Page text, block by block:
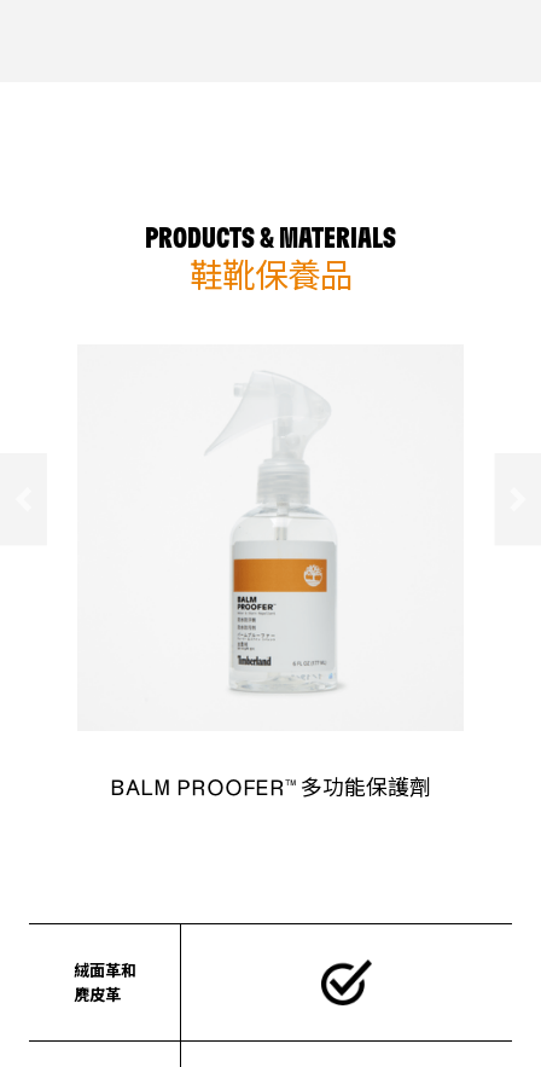
PRODUCTS & MATERIALS
鞋靴保養品
BALM PROOFER™ 多功能保護劑
絨面革和
麂皮革